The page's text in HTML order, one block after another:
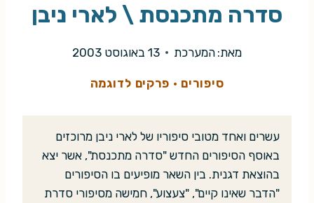
סדרה מתכנסת \ לארי ניבן
מאת: המערכת 13 באוגוסט 2003
סיפורים · פרקים לדוגמה
עשרים ואחד מטובי סיפוריו של לארי ניבן מרוכזים
באוסף הסיפורים החדש "סדרה מתכנסת", אשר יצא
בהוצאת דגנית. בין השאר מופיעים בו הסיפורים
"הדבר שאינו קיים", "צעצוע", חמישה מסיפורי סדרת